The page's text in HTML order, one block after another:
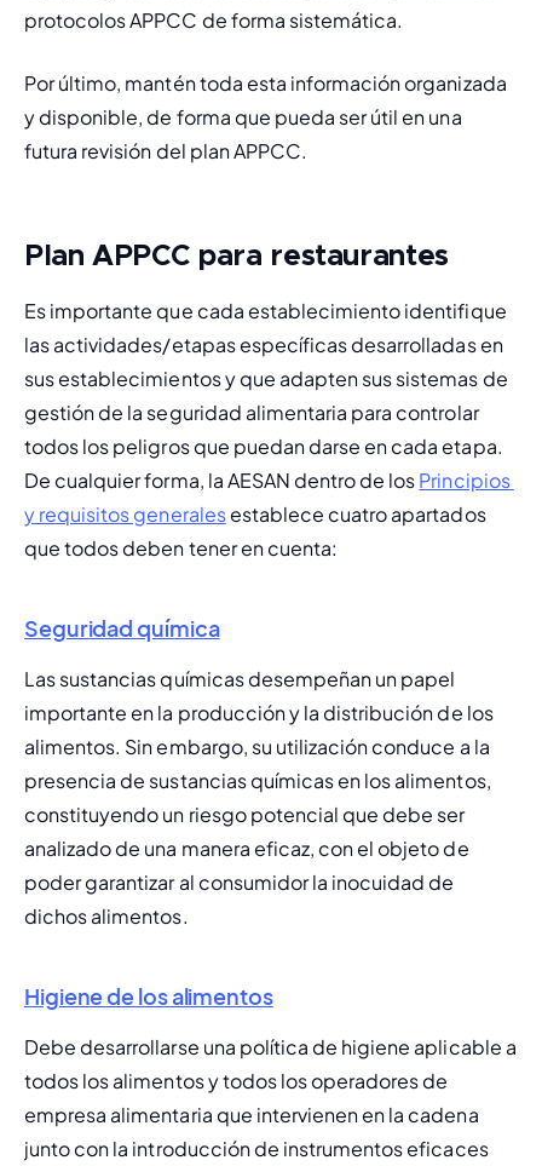
protocolos APPCC de forma sistemática.
Por último, mantén toda esta información organizada
y disponible, de forma que pueda ser útil en una
futura revisión del plan APPCC.
Plan APPCC para restaurantes
Es importante que cada establecimiento identifique
las actividades/etapas específicas desarrolladas en
sus establecimientos y que adapten sus sistemas de
gestión de la seguridad alimentaria para controlar
todos los peligros que puedan darse en cada etapa.
De cualquier forma, la AESAN dentro de los Principios
y requisitos generales establece cuatro apartados
que todos deben tener en cuenta:
Seguridad química
Las sustancias químicas desempeñan un papel
importante en la producción y la distribución de los
alimentos. Sin embargo, su utilización conduce a la
presencia de sustancias químicas en los alimentos,
constituyendo un riesgo potencial que debe ser
analizado de una manera eficaz, con el objeto de
poder garantizar al consumidor la inocuidad de
dichos alimentos.
Higiene de los alimentos
Debe desarrollarse una política de higiene aplicable a
todos los alimentos y todos los operadores de
empresa alimentaria que intervienen en la cadena
junto con la introducción de instrumentos eficaces